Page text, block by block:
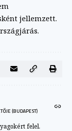
jellemzett.
(BUDAPEST)
felel.